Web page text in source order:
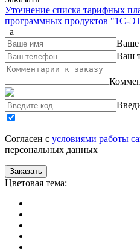
Уточнение списка тарифных
программных продуктов "1С-
a
Ваше
Ваш
Согласен с условиями работы
персональных данных
Цветовая тема: